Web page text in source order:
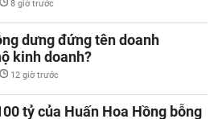
8 giờ trước
dưng đứng tên doanh
kinh doanh?
12 giờ trước
tỷ của Huấn Hoa Hồng bỗng